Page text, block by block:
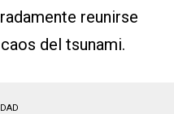
reunirse
del tsunami.